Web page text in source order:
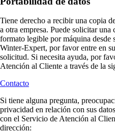
Tiene derecho a recibir una copia
a otra empresa. Puede solicitar una
formato legible por máquina desde
Winter-Expert, por favor entre en
solicitud. Si necesita ayuda, por
Atención al Cliente a través de la
Contacto
Si tiene alguna pregunta,
privacidad en relación con sus
con el Servicio de Atención al
dirección: